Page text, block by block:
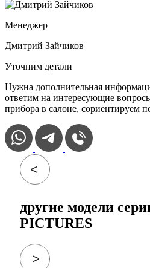
Менеджер
Дмитрий Зайчиков
Уточним детали
Нужна дополнительная
ответим на интересующие
прибора в салоне, сориентируем
другие модели
PICTURES